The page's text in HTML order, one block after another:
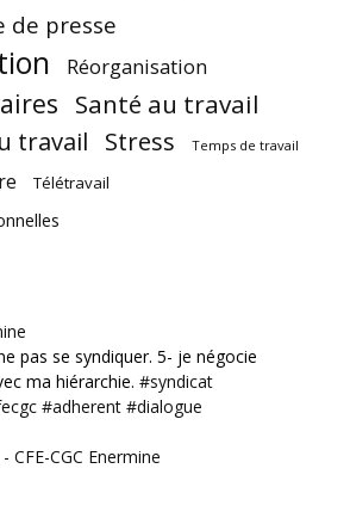
de presse
Réorganisation
Santé au travail
travail Stress Temps de travail
Télétravail
pas se syndiquer. 5- je négocie
ma hiérarchie. #syndicat
#adherent #dialogue
CGC Enermine